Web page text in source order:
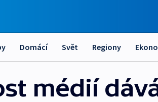
Domácí Svět Regiony
médií